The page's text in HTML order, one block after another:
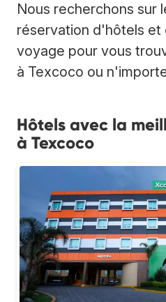
Nous recherchons sur
réservation d'hôtels et
voyage pour vous
à Texcoco ou
Hôtels avec la
à Texcoco